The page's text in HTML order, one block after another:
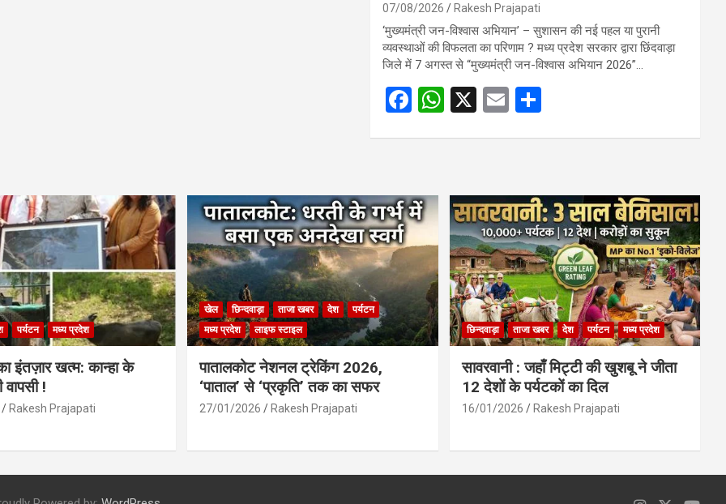
07/08/2026 Rakesh Prajapati
‘मुख्यमंत्री जन-विश्वास अभियान’ – सुशासन की नई पहल या पुरानी
व्यवस्थाओं की विफलता का परिणाम ? मध्य प्रदेश सरकार द्वारा छिंदवाड़ा
जिले में 7 अगस्त से “मुख्यमंत्री जन-विश्वास अभियान 2026”…
F
o
o
k
W
A
p
p
X
E
पर्यटन मध्य प्रदेश
इंतज़ार खत्म: कान्हा के
वापसी !
Rakesh Prajapati
खेल छिन्दवाड़ा ताजा खबर देश
पर्यटन
मध्य प्रदेश
लाइफ स्टाइल
पातालकोट नेशनल ट्रेकिंग 2026,
‘पाताल’ से ‘प्रकृति’ तक का सफर
27/01/2026 Rakesh Prajapati
छिन्दवाड़ा ताजा खबर देश पर्यटन मध्य प्रदेश
सावरवानी : जहाँ मिट्टी की खुशबू ने जीता
12 देशों के पर्यटकों का दिल
16/01/2026 Rakesh Prajapati